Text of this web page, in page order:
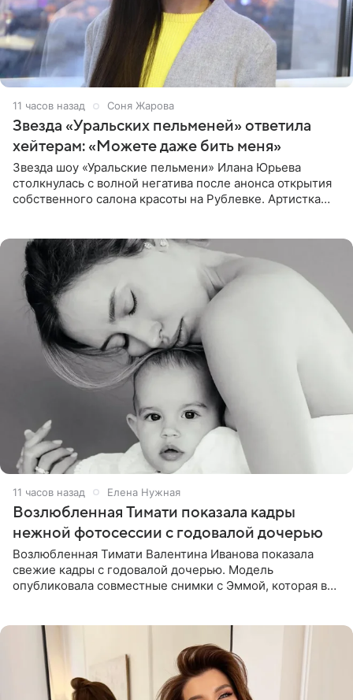
11 часов назад Соня Жарова
Звезда «Уральских пельменей» ответила
хейтерам: «Можете даже бить меня»
Звезда шоу «Уральские пельмени» Илана Юрьева
столкнулась с волной негатива после анонса открытия
собственного салона красоты на Рублевке. Артистка
11 часов назад Елена Нужная
Возлюбленная Тимати показала кадры
нежной фотосессии с годовалой дочерью
Возлюбленная Тимати Валентина Иванова показала
свежие кадры с годовалой дочерью. Модель
опубликовала совместные снимки с Эммой, которая в